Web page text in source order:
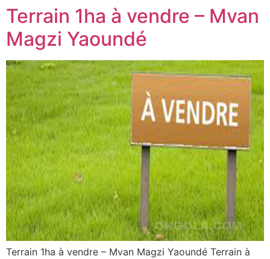
Terrain 1ha à vendre – Mvan
Magzi Yaoundé
Terrain 1ha à vendre – Mvan Magzi Yaoundé Terrain à